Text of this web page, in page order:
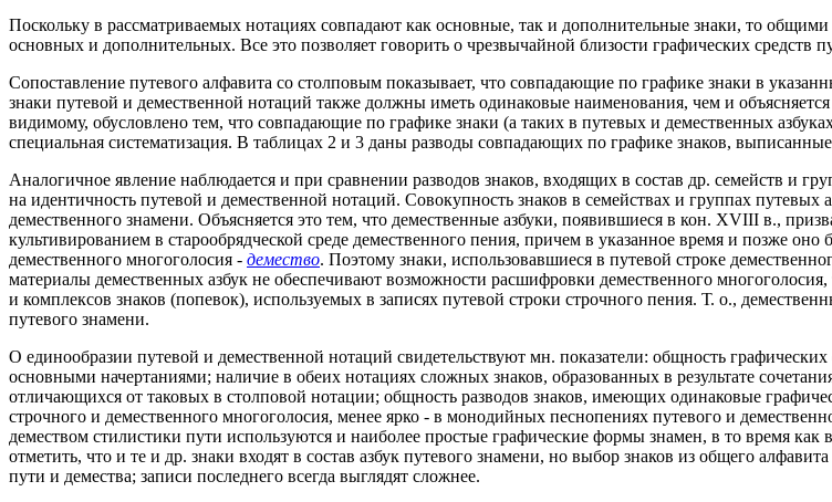
Поскольку в рассматриваемых нотациях совпадают как основные, так и дополнительные знаки, то
основных и дополнительных. Все это позволяет говорить о чрезвычайной близости графических средств
Сопоставление путевого алфавита со столповым показывает, что совпадающие по графике знаки в
знаки путевой и демественной нотаций также должны иметь одинаковые наименования, чем и
видимому, обусловлено тем, что совпадающие по графике знаки (а таких в путевых и демественных
специальная систематизация. В таблицах 2 и 3 даны разводы совпадающих по графике знаков,
Аналогичное явление наблюдается и при сравнении разводов знаков, входящих в состав др. семейств и
на идентичность путевой и демественной нотаций. Совокупность знаков в семействах и группах
демественного знамени. Объясняется это тем, что демественные азбуки, появившиеся в кон. XVIII в.,
культивированием в старообрядческой среде демественного пения, причем в указанное время и позже
демественного многоголосия - демество. Поэтому знаки, использовавшиеся в путевой строке
материалы демественных азбук не обеспечивают возможности расшифровки демественного
и комплексов знаков (попевок), используемых в записях путевой строки строчного пения. Т. о.,
путевого знамени.
О единообразии путевой и демественной нотаций свидетельствуют мн. показатели: общность
основными начертаниями; наличие в обеих нотациях сложных знаков, образованных в результате
отличающихся от таковых в столповой нотации; общность разводов знаков, имеющих одинаковые
строчного и демественного многоголосия, менее ярко - в монодийных песнопениях путевого и
демеством стилистики пути используются и наиболее простые графические формы знамен, в то время
отметить, что и те и др. знаки входят в состав азбук путевого знамени, но выбор знаков из общего
пути и демества; записи последнего всегда выглядят сложнее.